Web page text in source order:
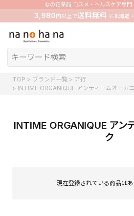
なの花薬局 コスメ・ヘルスケア専門
3,980 円以上で送料無料※北海道
TOP ブランド一覧
ア行
INTIME ORGANIQUE アンティームオーガ
INTIME ORGANIQUE アン
ク
現在登録されている商品はあ